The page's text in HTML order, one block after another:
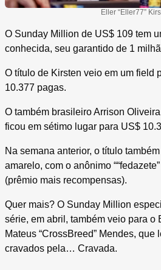
Eller “Eller77”
O Sunday Million de US$ 109 tem
conhecida, seu garantido de 1
O título de Kirsten veio em um field
10.377 pagas.
O também brasileiro Arrison
ficou em sétimo lugar para US$
Na semana anterior, o título
amarelo, com o anônimo
(prêmio mais recompensas).
Quer mais? O Sunday Million
série, em abril, também veio para o
Mateus “CrossBreed” Mendes,
cravados pela… Cravada.